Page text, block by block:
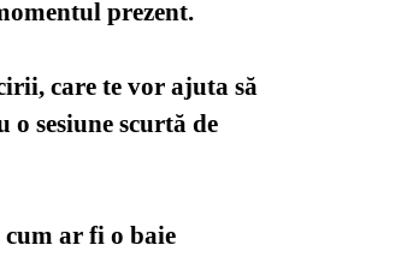
prezent.
care te vor ajuta să
sesiune scurtă de
ar fi o baie